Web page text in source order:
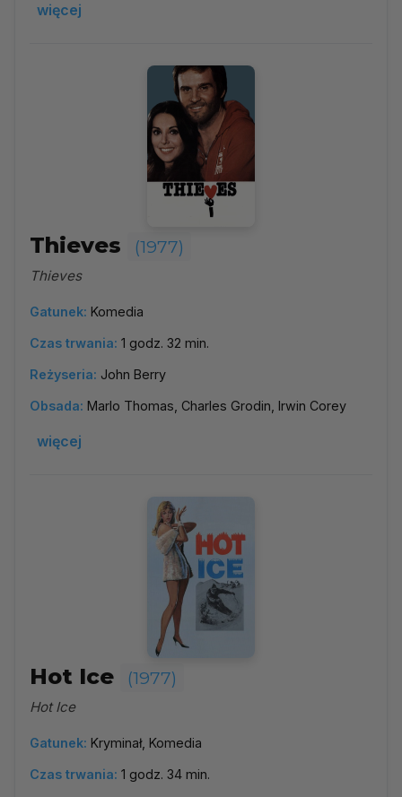
więcej
Thieves (1977)
Thieves
Gatunek: Komedia
Czas trwania: 1 godz. 32 min.
Reżyseria: John Berry
Obsada: Marlo Thomas, Charles Grodin, Irwin Corey
więcej
Hot Ice (1977)
Hot Ice
Gatunek: Kryminał, Komedia
Czas trwania: 1 godz. 34 min.